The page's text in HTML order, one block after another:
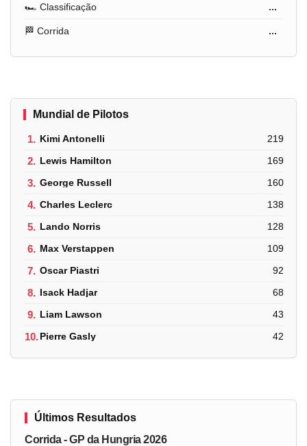
🏎️ Classificação ...
🏁 Corrida ...
Mundial de Pilotos
1. Kimi Antonelli 219
2. Lewis Hamilton 169
3. George Russell 160
4. Charles Leclerc 138
5. Lando Norris 128
6. Max Verstappen 109
7. Oscar Piastri 92
8. Isack Hadjar 68
9. Liam Lawson 43
10.Pierre Gasly 42
Últimos Resultados
Corrida - GP da Hungria 2026